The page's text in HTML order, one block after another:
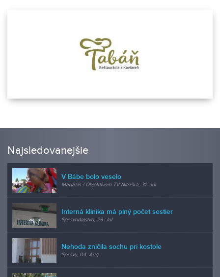
Najsledovanejšie
V Bábe bolo veselo
Magazín / Objektívom TV Nitrička, 31. Jul
Interná klinika má plný počet sestier
Spravodajstvo, 29. Jul
Nehoda zničila sochu pri kostole
Správy, 04. Aug